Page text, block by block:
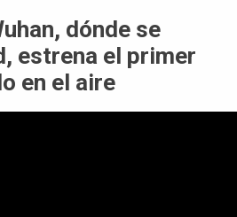
dónde se
estrena el primer
en el aire